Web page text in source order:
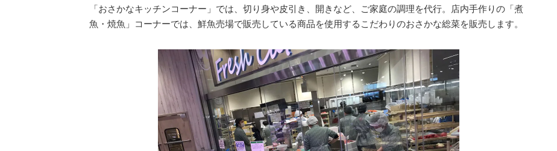
「おさかなキッチンコーナー」では、切り身や皮引き、開きなど、ご家庭の調理を代行。店内手作りの「煮
魚・焼魚」コーナーでは、鮮魚売場で販売している商品を使用するこだわりのおさかな総菜を販売します。